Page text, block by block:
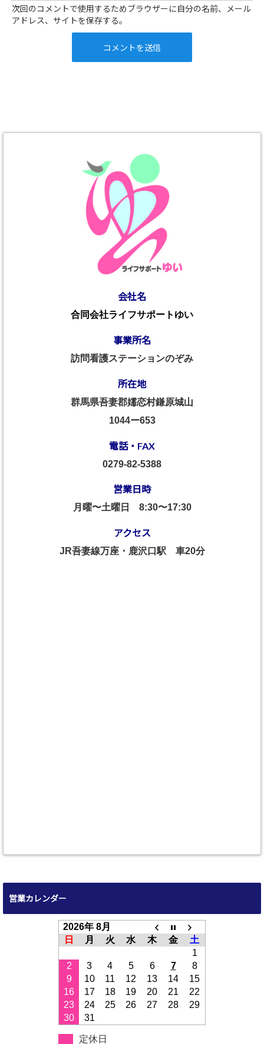
次回のコメントで使用するためブラウザーに自分の名前、メール
アドレス、サイトを保存する。
会社名
合同会社ライフサポートゆい
事業所名
訪問看護ステーションのぞみ
所在地
群馬県吾妻郡嬬恋村鎌原城山
1044ー653
電話・FAX
0279-82-5388
営業日時
月曜〜土曜日 8:30〜17:30
アクセス
JR吾妻線万座・鹿沢口駅 車20分
営業カレンダー
2026年 8月
日
月 火 水 木 金
土
1
2
3 4 5 6 7
8
9
10 11 12 13 14
15
16
17 18 19 20 21
22
23
24 25 26 27 28
29
30
31
定休日